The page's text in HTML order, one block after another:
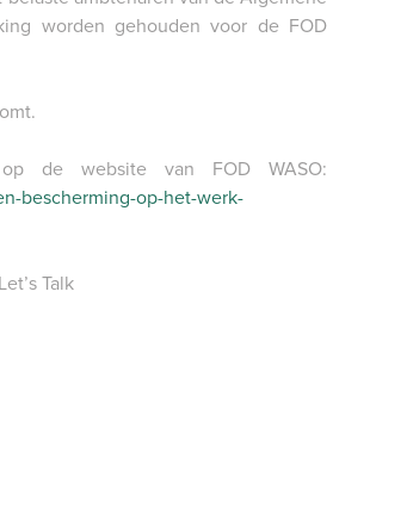
worden gehouden voor de FOD
de website van FOD WASO:
bescherming-op-het-werk-
Talk